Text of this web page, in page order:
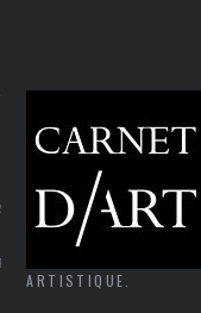
ARTISTIQUE.